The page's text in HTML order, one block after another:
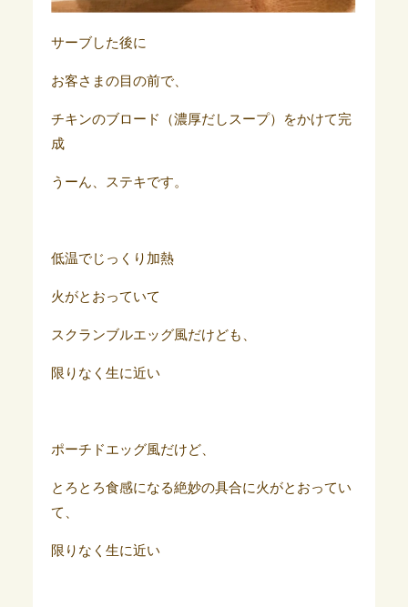
サーブした後に
お客さまの目の前で、
チキンのブロード（濃厚だしスープ）をかけて完
成
うーん、ステキです。
低温でじっくり加熱
火がとおっていて
スクランブルエッグ風だけども、
限りなく生に近い
ポーチドエッグ風だけど、
とろとろ食感になる絶妙の具合に火がとおってい
て、
限りなく生に近い